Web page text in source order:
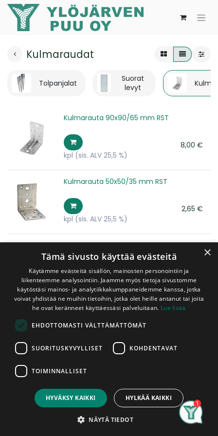
Account
Kulmaraudat
Tolpanjalat
Suorat
levyt
Kulmarauta 90x90/65 mm RST
8,00 €
kpl (sis. ALV 25,5 %)
Kulmarauta 50x50/35 mm RST
2,65 €
kpl (sis. ALV 25,5 %)
Kulmarauta 90x90x65 mm Wurth
1,35
kpl(sis. ALV 25,5 %)
Kulmarauta 90x90x40 mm Wurth
kpl(sis. ALV 25,5 %)
Kulmarauta 50x50x35 mm Wurth
1,00€
kpl(sis. ALV 25,5 %)
×
Tämä sivusto käyttää evästeitä
Käytämme evästeitä sisällön, mainosten personointiin ja
liikenteemme analysointiin. Jaamme myös tietoja sivustomme
käytöstäsi mainos- ja analytiikkakumppaneidemme kanssa, jotka
voivat yhdistää ne muihin tietoihin, jotka olet heille antanut tai joita
he ovat keränneet käyttäessäsi palveluitaan. Lue lisää
EHDOTTOMASTI VÄLTTÄMÄTTÖMÄT
SUORITUSKYVYLLISET KOHDENTAVAT
TOIMINNALLISET
HYVÄKSY KAIKKI HYLKÄÄ KAIKKI
NÄYTÄ TIEDOT